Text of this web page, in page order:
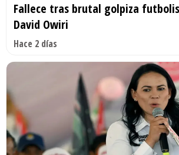
Fallece tras brutal golpiza
David Owiri
Hace 2 días